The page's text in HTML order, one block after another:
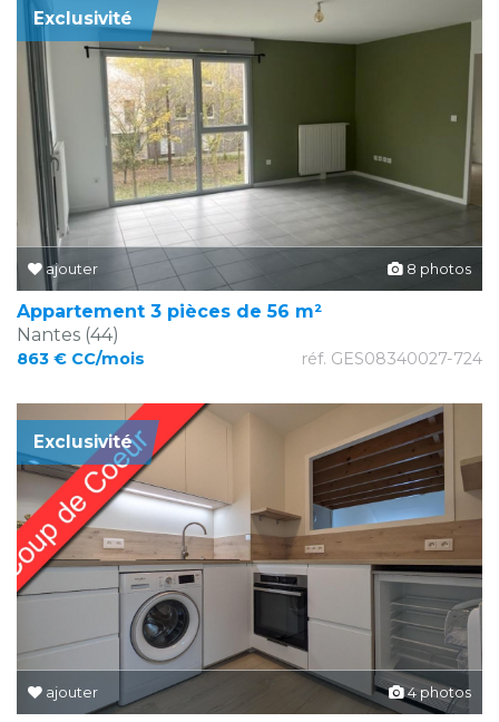
8 photos
ajouter
Exclusivité
Appartement 3 pièces de 56 m²
Nantes (44)
863 € CC/mois réf. GES08340027-724
4 photos
ajouter
Exclusivité